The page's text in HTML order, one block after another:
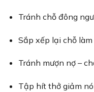
Tránh chỗ đông
Sắp xếp lại chỗ
Tránh mượn nợ –
Tập hít thở giảm